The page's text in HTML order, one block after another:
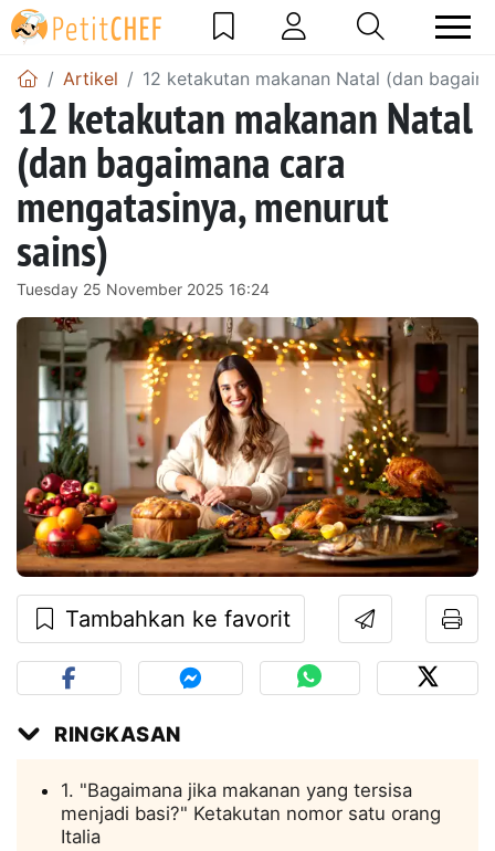
Artikel 12 ketakutan makanan Natal (dan
12 ketakutan makanan Natal
(dan bagaimana cara
mengatasinya, menurut
sains)
Tuesday 25 November 2025 16:24
Tambahkan ke favorit
RINGKASAN
1. "Bagaimana jika makanan yang tersisa
menjadi basi?" Ketakutan nomor satu orang
Italia